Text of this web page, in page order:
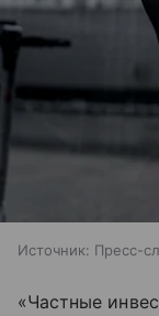
Источник: Пресс-
«Частные